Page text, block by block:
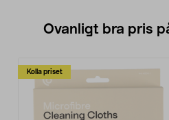
Ovanligt bra pris
Kolla priset